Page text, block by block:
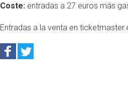
Coste: entradas a 27 euros más
Entradas a la venta en